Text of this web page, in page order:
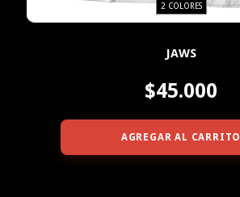
2 COLORES
JAWS
$45.000
AGREGAR AL CARRITO